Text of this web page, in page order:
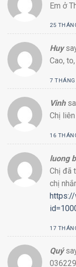
Em ở
25
Huy
Cao,
7
Vinh
Chị
16
luong
Chị đã
chị
https://
17
Quý